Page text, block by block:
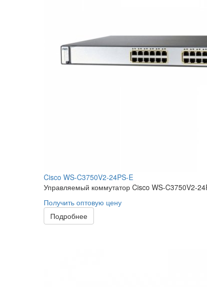
Cisco WS-C3750V2-24PS-E
Управляемый коммутатор Cisco WS-C3750V2-
Получить оптовую цену
Подробнее